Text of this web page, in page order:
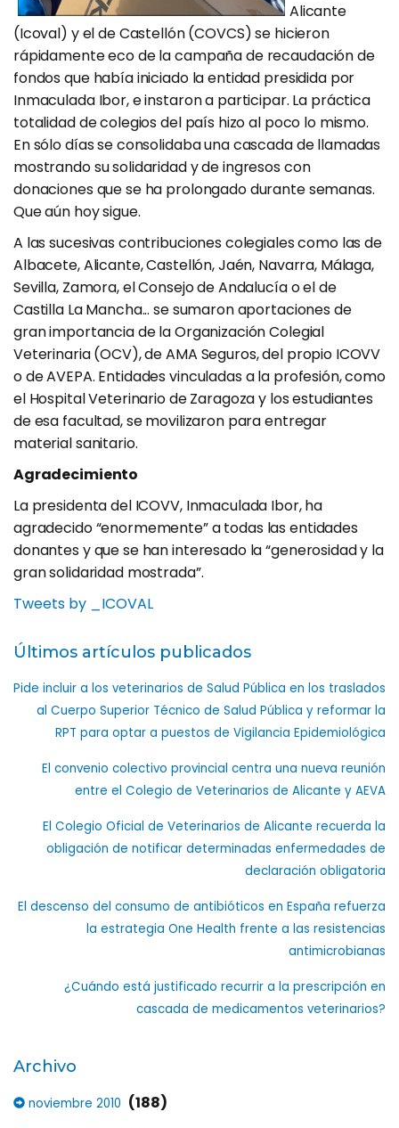
Alicante
(Icoval) y el de Castellón (COVCS) se hicieron
rápidamente eco de la campaña de recaudación de
fondos que había iniciado la entidad presidida por
Inmaculada Ibor, e instaron a participar. La práctica
totalidad de colegios del país hizo al poco lo mismo.
En sólo días se consolidaba una cascada de llamadas
mostrando su solidaridad y de ingresos con
donaciones que se ha prolongado durante semanas.
Que aún hoy sigue.
A las sucesivas contribuciones colegiales como las de
Albacete, Alicante, Castellón, Jaén, Navarra, Málaga,
Sevilla, Zamora, el Consejo de Andalucía o el de
Castilla La Mancha... se sumaron aportaciones de
gran importancia de la Organización Colegial
Veterinaria (OCV), de AMA Seguros, del propio ICOVV
o de AVEPA. Entidades vinculadas a la profesión, como
el Hospital Veterinario de Zaragoza y los estudiantes
de esa facultad, se movilizaron para entregar
material sanitario.
Agradecimiento
La presidenta del ICOVV, Inmaculada Ibor, ha
agradecido “enormemente” a todas las entidades
donantes y que se han interesado la “generosidad y la
gran solidaridad mostrada”.
Tweets by _ICOVAL
Últimos artículos publicados
Pide incluir a los veterinarios de Salud Pública en los traslados
al Cuerpo Superior Técnico de Salud Pública y reformar la
RPT para optar a puestos de Vigilancia Epidemiológica
El convenio colectivo provincial centra una nueva reunión
entre el Colegio de Veterinarios de Alicante y AEVA
El Colegio Oficial de Veterinarios de Alicante recuerda la
obligación de notificar determinadas enfermedades de
declaración obligatoria
El descenso del consumo de antibióticos en España refuerza
la estrategia One Health frente a las resistencias
antimicrobianas
¿Cuándo está justificado recurrir a la prescripción en
cascada de medicamentos veterinarios?
Archivo
noviembre 2010 (188)